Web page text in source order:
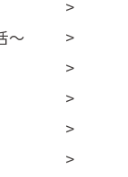
～